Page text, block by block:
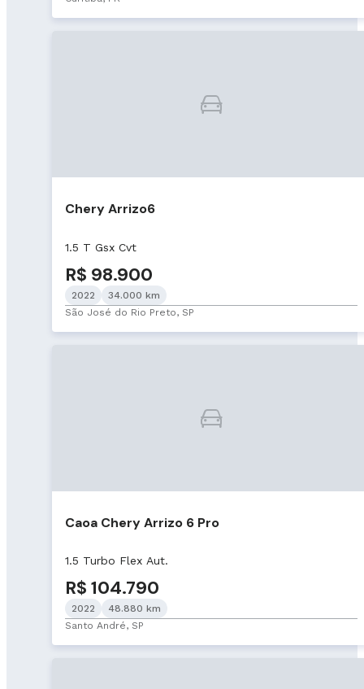
Chery Arrizo6
1.5 T Gsx Cvt
R$ 98.900
2022
34.000 km
São José do Rio Preto, SP
Caoa Chery Arrizo 6 Pro
1.5 Turbo Flex Aut.
R$ 104.790
2022
48.880 km
Santo André, SP